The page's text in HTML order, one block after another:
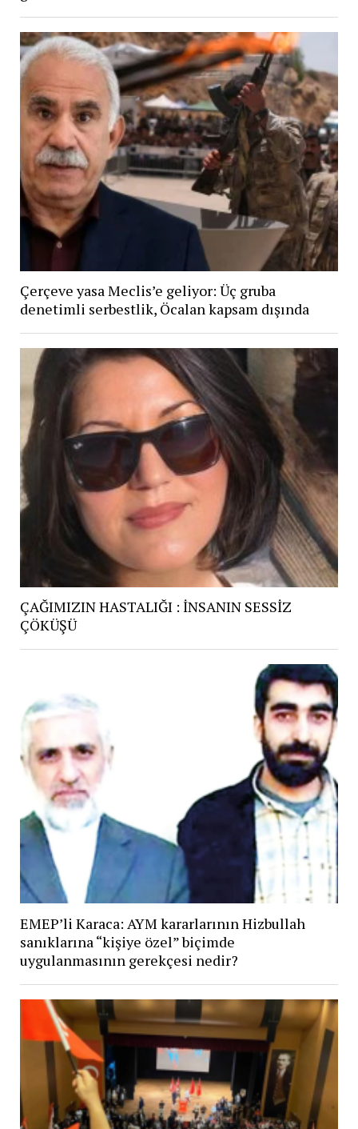
Çerçeve yasa Meclis’e geliyor: Üç gruba
denetimli serbestlik, Öcalan kapsam dışında
ÇAĞIMIZIN HASTALIĞI : İNSANIN SESSİZ
ÇÖKÜŞÜ
EMEP’li Karaca: AYM kararlarının Hizbullah
sanıklarına “kişiye özel” biçimde
uygulanmasının gerekçesi nedir?